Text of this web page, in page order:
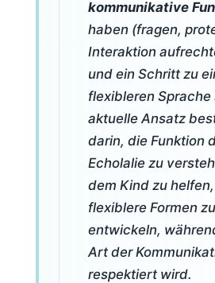
kommunikative
haben (fragen,
Interaktion
und ein Schritt zu
flexibleren Sprache
aktuelle Ansatz
darin, die Funktion
Echolalie zu
dem Kind zu helfen,
flexiblere Formen zu
entwickeln,
Art der
respektiert wird.